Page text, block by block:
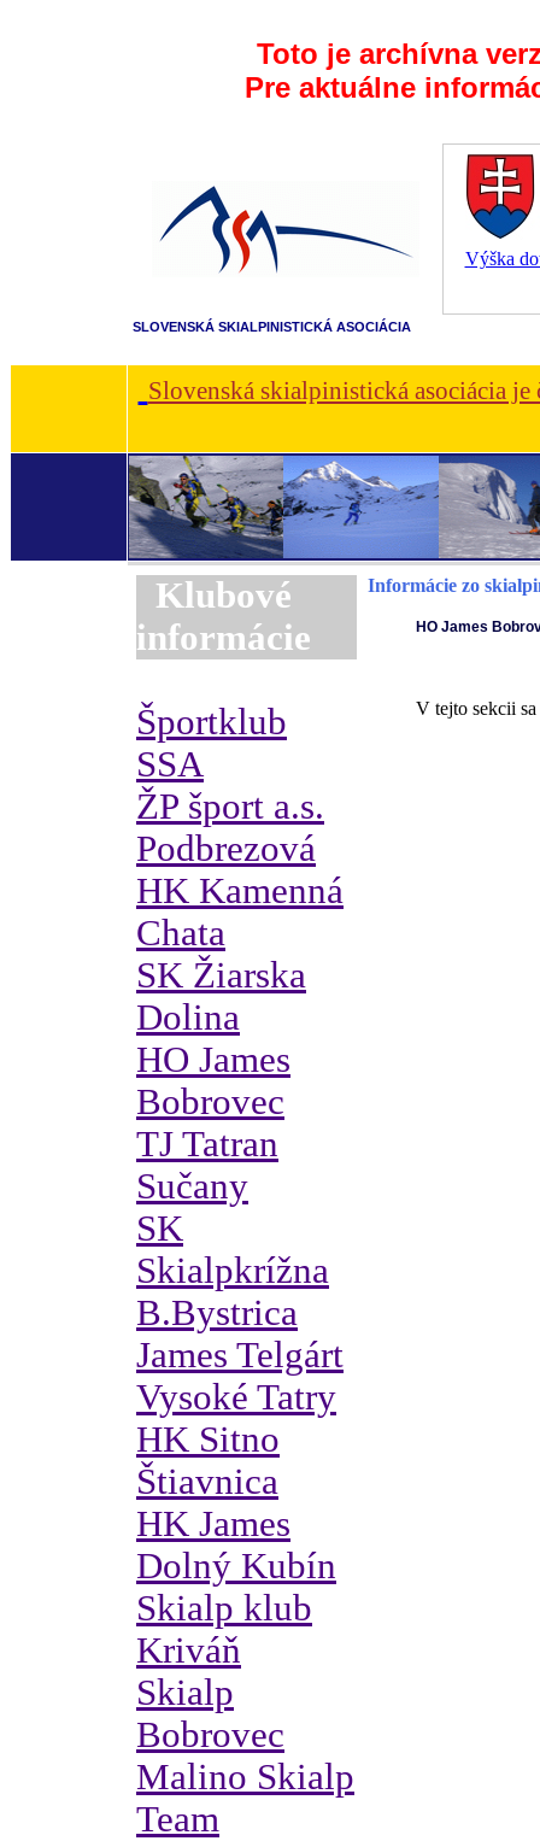
Toto je archívna
Pre aktuálne
Výška
SLOVENSKÁ SKIALPINISTICKÁ ASOCIÁCIA
Slovenská skialpinistická asociácia
Klubové
informácie
Športklub
SSA
ŽP šport a.s.
Podbrezová
HK Kamenná
Chata
SK Žiarska
Dolina
HO James
Bobrovec
TJ Tatran
Sučany
SK
Skialpkrížna
B.Bystrica
James Telgárt
Vysoké Tatry
HK Sitno
Štiavnica
HK James
Dolný Kubín
Skialp klub
Kriváň
Skialp
Bobrovec
Malino Skialp
Team
Informácie zo
HO James
V tejto sekcii sa